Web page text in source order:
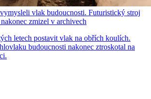
vlak budoucnosti. Futuristický stroj
zmizel v archivech
letech postavit vlak na obřích koulích.
budoucnosti nakonec ztroskotal na